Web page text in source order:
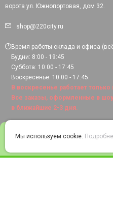
Войти
ворота ул. Южнопортовая, дом 32.
shop@220city.ru
Время работы склада и офиса
Будни: 8:00 - 19:45
Суббота: 10:00 - 17:45
Воскресенье: 10:00 - 17:45.
В воскресенье работает
Все заказы, оформленные в
в ближайшие 2-3 дня.
Мы используем cookie.